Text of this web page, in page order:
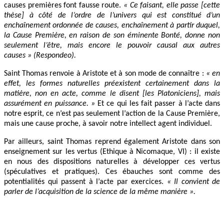
causes premières font fausse route. « Ce faisant, elle passe [cette
thèse] à côté de l’ordre de l’univers qui est constitué d’un
enchaînement ordonnée de causes, enchaînement à partir duquel,
la Cause Première, en raison de son éminente Bonté, donne non
seulement l’être, mais encore le pouvoir causal aux autres
causes » (Respondeo).
Saint Thomas renvoie à Aristote et à son mode de connaître : « en
effet, les formes naturelles préexistent certainement dans la
matière, non en acte, comme le disent [les Platoniciens], mais
assurément en puissance. » Et ce qui les fait passer à l’acte dans
notre esprit, ce n’est pas seulement l’action de la Cause Première,
mais une cause proche, à savoir notre intellect agent individuel.
Par ailleurs, saint Thomas reprend également Aristote dans son
enseignement sur les vertus (Ethique à Nicomaque, VI) : il existe
en nous des dispositions naturelles à développer ces vertus
(spéculatives et pratiques). Ces ébauches sont comme des
potentialités qui passent à l’acte par exercices. « Il convient de
parler de l’acquisition de la science de la même manière ».